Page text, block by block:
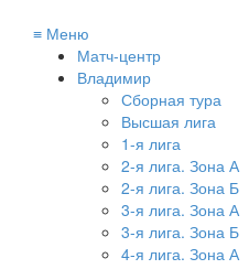
≡ Меню
Матч-центр
Владимир
Сборная тура
Высшая лига
1-я лига
2-я лига. Зона А
2-я лига. Зона Б
3-я лига. Зона А
3-я лига. Зона Б
4-я лига. Зона А